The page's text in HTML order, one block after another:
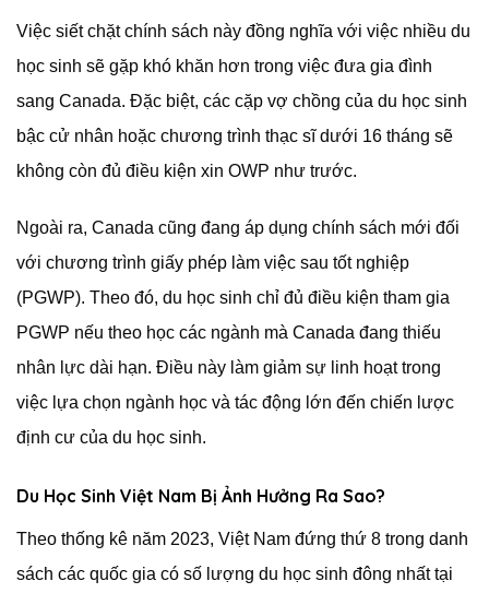
Việc siết chặt chính sách này đồng nghĩa với việc nhiều du
học sinh sẽ gặp khó khăn hơn trong việc đưa gia đình
sang Canada. Đặc biệt, các cặp vợ chồng của du học sinh
bậc cử nhân hoặc chương trình thạc sĩ dưới 16 tháng sẽ
không còn đủ điều kiện xin OWP như trước.
Ngoài ra, Canada cũng đang áp dụng chính sách mới đối
với chương trình giấy phép làm việc sau tốt nghiệp
(PGWP). Theo đó, du học sinh chỉ đủ điều kiện tham gia
PGWP nếu theo học các ngành mà Canada đang thiếu
nhân lực dài hạn. Điều này làm giảm sự linh hoạt trong
việc lựa chọn ngành học và tác động lớn đến chiến lược
định cư của du học sinh.
Du Học Sinh Việt Nam Bị Ảnh Hưởng Ra Sao?
Theo thống kê năm 2023, Việt Nam đứng thứ 8 trong danh
sách các quốc gia có số lượng du học sinh đông nhất tại